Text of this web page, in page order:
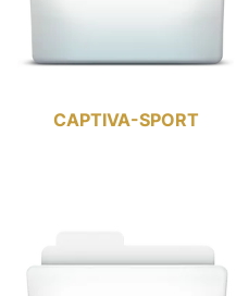
CAPTIVA-SPORT